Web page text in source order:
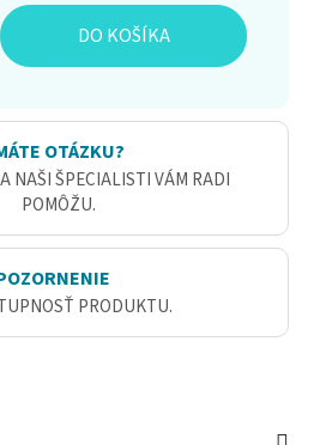
DO KOŠÍKA
OTÁZKU?
NAŠI ŠPECIALISTI VÁM RADI
POMÔŽU.
PRODUKTU.